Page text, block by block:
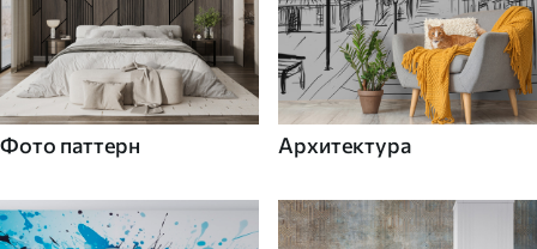
Фото паттерн Архитектура